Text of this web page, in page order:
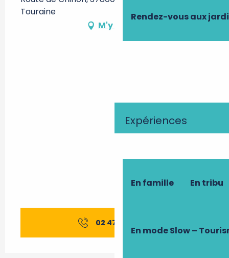
Rendez-vous aux
Expériences
En famille En tribu
En mode Slow –
Touraine
M'y rendre
02 47 65 50